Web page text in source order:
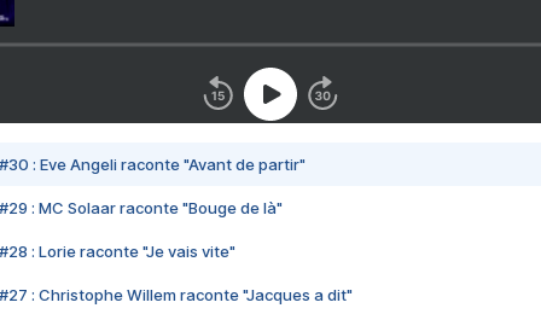
#30 : Eve Angeli raconte "Avant de partir"
#29 : MC Solaar raconte "Bouge de là"
#28 : Lorie raconte "Je vais vite"
#27 : Christophe Willem raconte "Jacques a dit"